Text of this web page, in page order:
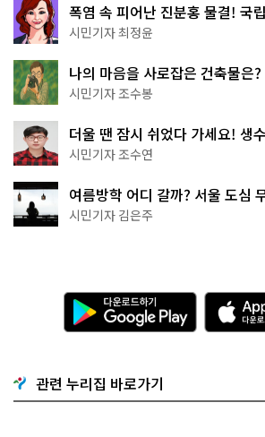
폭염 속 피어난 진분홍 물결! 국
무 명소
시민기자 최정윤
나의 마음을 사로잡은 건축물은
상작 공개!
시민기자 조수봉
더울 땐 잠시 쉬었다 가세요! 생
·무더위쉼터까지
시민기자 조수연
여름방학 어디 갈까? 서울 도심
추천
시민기자 김은주
다
운
로
기
G
o
관련 누리집 바로가기